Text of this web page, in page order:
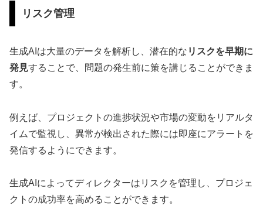
リスク管理
生成AIは大量のデータを解析し、潜在的な リスクを早期に
発見することで、問題の発生前に策を講じることができま
す。
例えば、プロジェクトの進捗状況や市場の変動をリアルタ
イムで監視し、異常が検出された際には即座にアラートを
発信するようにできます。
生成AIによってディレクターはリスクを管理し、プロジェ
クトの成功率を高めることができます。